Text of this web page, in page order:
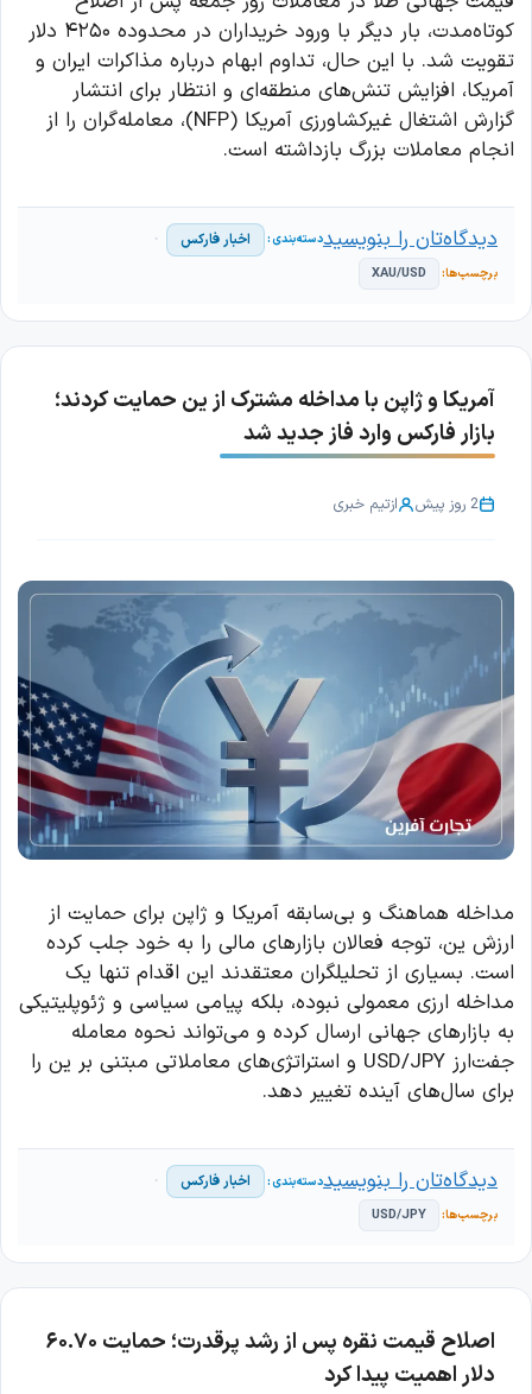
کوتاه‌مدت، بار دیگر با ورود خریداران در محدوده ۴۲۵۰ دلار
تقویت شد. با این حال، تداوم ابهام درباره مذاکرات ایران و
آمریکا، افزایش تنش‌های منطقه‌ای و انتظار برای انتشار
گزارش اشتغال غیرکشاورزی آمریکا (NFP)، معامله‌گران را از
انجام معاملات بزرگ بازداشته است.
اخبار فارکس
XAU/USD
دیدگاه‌تان را بنویسید
آمریکا و ژاپن با مداخله مشترک از ین حمایت کردند؛
بازار فارکس وارد فاز جدید شد
2 روز پیش ازتیم خبری
مداخله هماهنگ و بی‌سابقه آمریکا و ژاپن برای حمایت از
ارزش ین، توجه فعالان بازارهای مالی را به خود جلب کرده
است. بسیاری از تحلیلگران معتقدند این اقدام تنها یک
مداخله ارزی معمولی نبوده، بلکه پیامی سیاسی و ژئوپلیتیکی
به بازارهای جهانی ارسال کرده و می‌تواند نحوه معامله
جفت‌ارز USD/JPY و استراتژی‌های معاملاتی مبتنی بر ین را
برای سال‌های آینده تغییر دهد.
اخبار فارکس
USD/JPY
دیدگاه‌تان را بنویسید
اصلاح قیمت نقره پس از رشد پرقدرت؛ حمایت ۶۰.۷۰
دلار اهمیت پیدا کرد